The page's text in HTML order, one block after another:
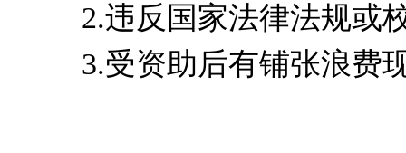
2.违反国家法律法规或
3.受资助后有铺张浪费